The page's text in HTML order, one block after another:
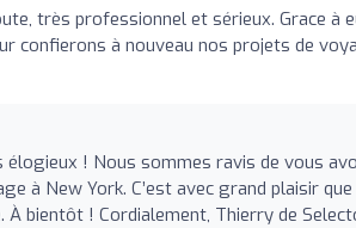
très professionnel et sérieux. Grace à
confierons à nouveau nos projets de
élogieux ! Nous sommes ravis de vous
à New York. C’est avec grand plaisir que
bientôt ! Cordialement, Thierry de